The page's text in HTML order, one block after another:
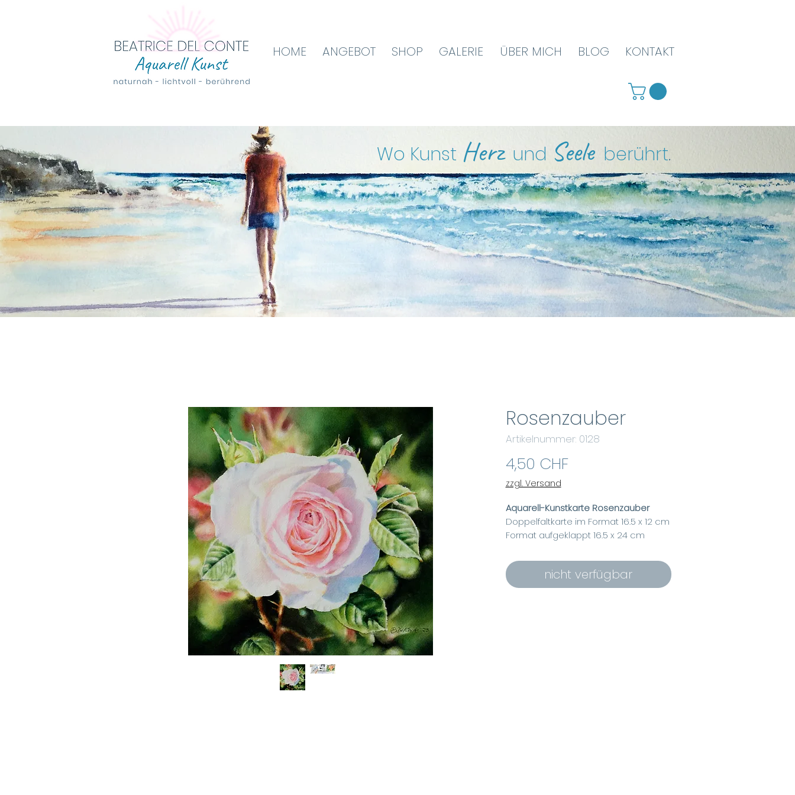
HOME ANGEBOT SHOP GALERIE ÜBER MICH BLOG KONTAKT
Wo Kunst Herz und Seele berührt.
Rosenzauber
Artikelnummer: 0128
4,50 CHFPreis
zzgl. Versand
Aquarell-Kunstkarte Rosenzauber
Doppelfaltkarte im Format 16.5 x 12 cm
Format aufgeklappt 16.5 x 24 cm
Mit passendem weissen Couvert
Hochwertiger Kunstdruck
Innentext: Rosenzauber
nicht verfügbar